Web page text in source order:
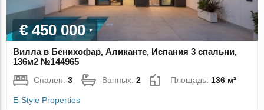
€ 450 000
Вилла в Бенихофар, Аликанте, Испания 3 спальни,
136м2 №144965
Спален:3 Ванных:2 Площадь: 136 м²
E-Style Properties